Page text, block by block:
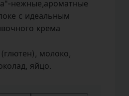
нежные,ароматные
с идеальным
крема
молоко,
яйцо.